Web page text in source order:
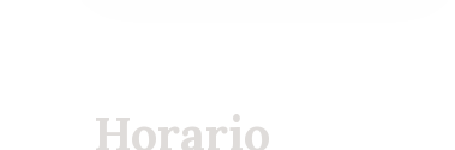
Horario